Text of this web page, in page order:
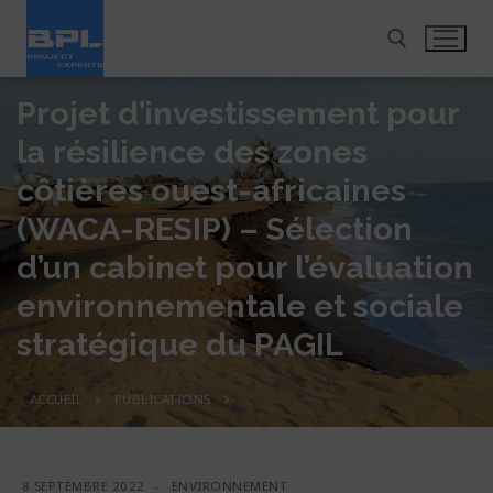
À propos
Présentation
Notre équipe
Organigramme
Certifications
Transport et mobilité urbaine
Eau et Assainissement
Bâtiment et développement urbain
Expertises
Supervision des travaux
Transport
Projet d’investissement pour
la résilience des zones
côtières ouest-africaines
(WACA-RESIP) – Sélection
d’un cabinet pour l’évaluation
environnementale et sociale
stratégique du PAGIL
ACCUEIL PUBLICATIONS
8 SEPTEMBRE 2022 - ENVIRONNEMENT